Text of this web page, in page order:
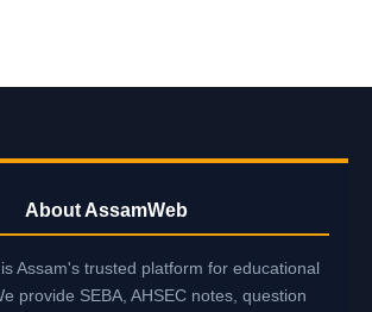
About AssamWeb
Assam's trusted platform for educational
provide SEBA, AHSEC notes, question